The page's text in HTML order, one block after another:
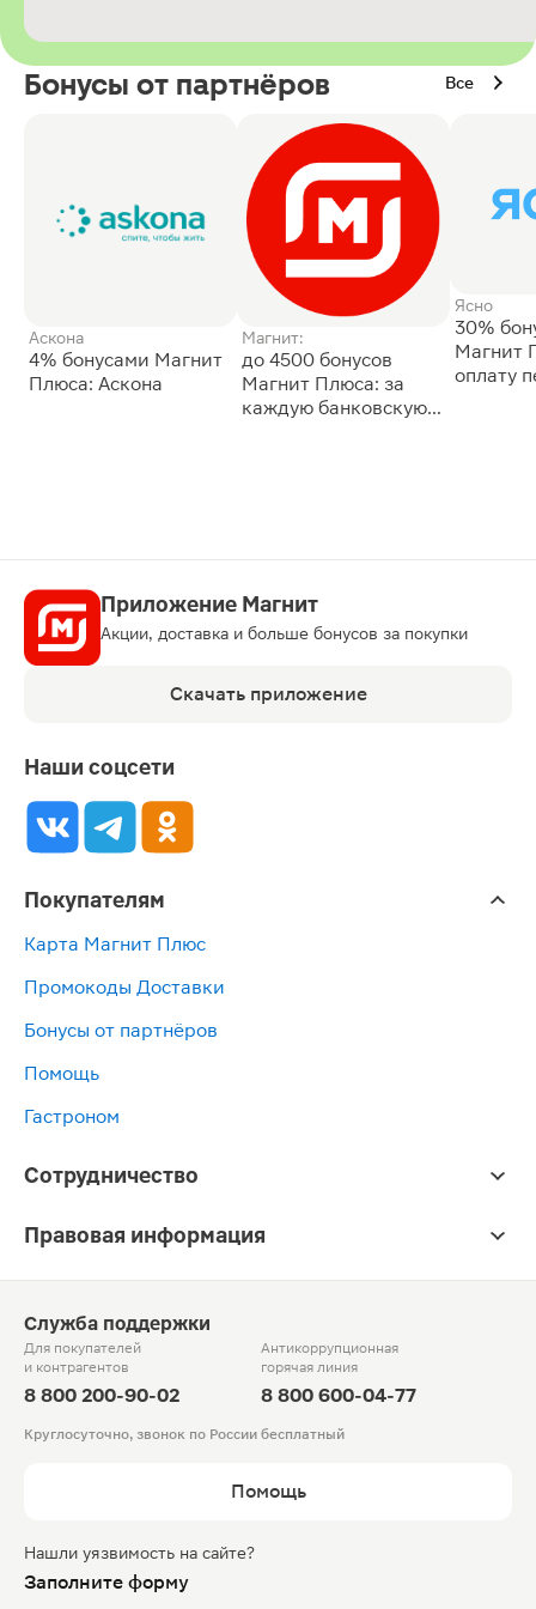
Бонусы от партнёров Все
Аскона
4% бонусами Магнит
Плюса: Аскона
Магнит:
до 4500 бонусов
Магнит Плюса: за
каждую банковскую
Ясно
30%
Магнит
оплату
Приложение Магнит
Акции, доставка и больше бонусов за покупки
Скачать приложение
Наши соцсети
Покупателям
Карта Магнит Плюс
Промокоды Доставки
Бонусы от партнёров
Помощь
Гастроном
Сотрудничество
Правовая информация
Служба поддержки
Для покупателей
и контрагентов
8 800 200-90-02
Антикоррупционная
горячая линия
8 800 600-04-77
Круглосуточно, звонок по России бесплатный
Помощь
Нашли уязвимость на сайте?
Заполните форму